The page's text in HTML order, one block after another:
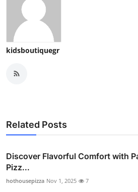
kidsboutiquegr
Related Posts
Discover Flavorful Comfort with
Pizz...
hothousepizza Nov 1, 2025 7